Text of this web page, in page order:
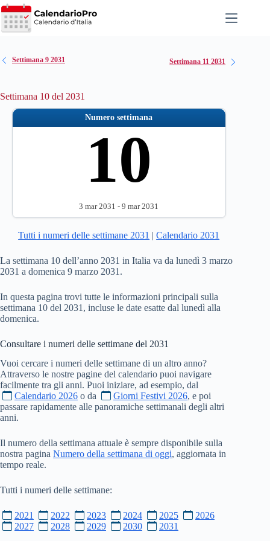
Salta
al
contenuto
Settimana 9 2031 Settimana 11 2031
Settimana 10 del 2031
Numero settimana
10
3 mar 2031 - 9 mar 2031
Tutti i numeri delle settimane 2031 |Calendario 2031
La settimana 10 dell’anno 2031 in Italia va da lunedì 3 marzo
2031 a domenica 9 marzo 2031.
In questa pagina trovi tutte le informazioni principali sulla
settimana 10 del 2031, incluse le date esatte dal lunedì alla
domenica.
Consultare i numeri delle settimane del 2031
Vuoi cercare i numeri delle settimane di un altro anno?
Attraverso le nostre pagine del calendario puoi navigare
facilmente tra gli anni. Puoi iniziare, ad esempio, dal
Calendario 2026 o da Giorni Festivi 2026, e poi
passare rapidamente alle panoramiche settimanali degli altri
anni.
Il numero della settimana attuale è sempre disponibile sulla
nostra pagina Numero della settimana di oggi, aggiornata in
tempo reale.
Tutti i numeri delle settimane:
2021 2022 2023 2024 2025
2026
2027
2028 2029 2030 2031